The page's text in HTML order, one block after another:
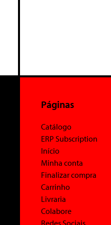
Páginas
Catálogo
ERP Subscription
Início
Minha conta
Finalizar compra
Carrinho
Livraria
Colabore